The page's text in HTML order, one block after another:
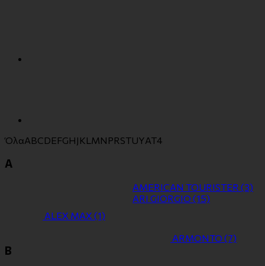
ΌλαABCDEFGH J KL MN PRSTUYΑΤ4
A
ALEX MAX (1)
AMERICAN TOURISTER (3)
ARI GIORGIO (15)
ARMONTO (7)
B